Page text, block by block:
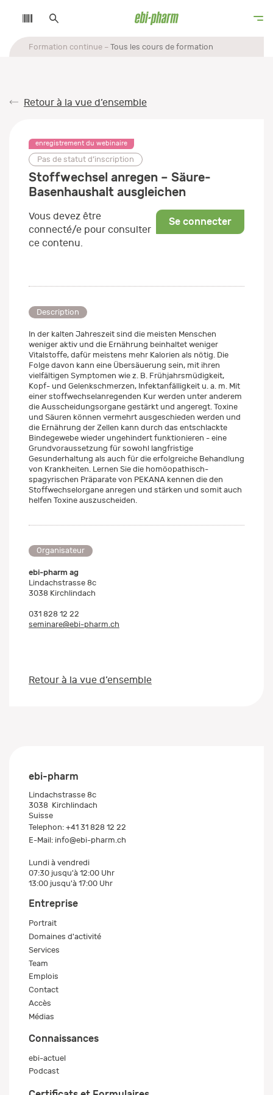
Formation continue Tous les cours de formation
Retour à la vue d’ensemble
enregistrement du webinaire
Pas de statut d’inscription
Stoffwechsel anregen – Säure-
Basenhaushalt ausgleichen
Se connecter
Vous devez être
connecté/e pour consulter
ce contenu.
Description
In der kalten Jahreszeit sind die meisten Menschen
weniger aktiv und die Ernährung beinhaltet weniger
Vitalstoffe, dafür meistens mehr Kalorien als nötig. Die
Folge davon kann eine Übersäuerung sein, mit ihren
vielfältigen Symptomen wie z. B. Frühjahrsmüdigkeit,
Kopf- und Gelenkschmerzen, Infektanfälligkeit u. a. m. Mit
einer stoffwechselanregenden Kur werden unter anderem
die Ausscheidungsorgane gestärkt und angeregt. Toxine
und Säuren können vermehrt ausgeschieden werden und
die Ernährung der Zellen kann durch das entschlackte
Bindegewebe wieder ungehindert funktionieren - eine
Grundvoraussetzung für sowohl langfristige
Gesunderhaltung als auch für die erfolgreiche Behandlung
von Krankheiten. Lernen Sie die homöopathisch-
spagyrischen Präparate von PEKANA kennen die den
Stoffwechselorgane anregen und stärken und somit auch
helfen Toxine auszuscheiden.
Organisateur
ebi-pharm ag
Lindachstrasse 8c
3038 Kirchlindach
031 828 12 22
seminare@ebi-pharm.ch
Retour à la vue d’ensemble
ebi-pharm
Lindachstrasse 8c
3038 Kirchlindach
Suisse
Telephon: +41 31 828 12 22
E-Mail: info@ebi-pharm.ch
Lundi à vendredi
07:30 jusqu'à 12:00 Uhr
13:00 jusqu'à 17:00 Uhr
Entreprise
Portrait
Domaines d'activité
Services
Team
Emplois
Contact
Accès
Médias
Connaissances
ebi-actuel
Podcast